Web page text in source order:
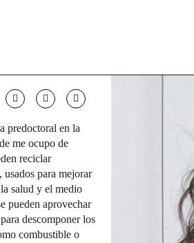
predoctoral en la
me ocupo de
reciclar
usados para mejorar
salud y el medio
pueden aprovechar
descomponer los
combustible o